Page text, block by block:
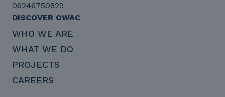
06246750829
DISCOVER OWAC
WHO WE ARE
WHAT WE DO
PROJECTS
CAREERS